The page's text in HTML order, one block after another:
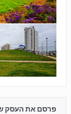
פרסם את העסק